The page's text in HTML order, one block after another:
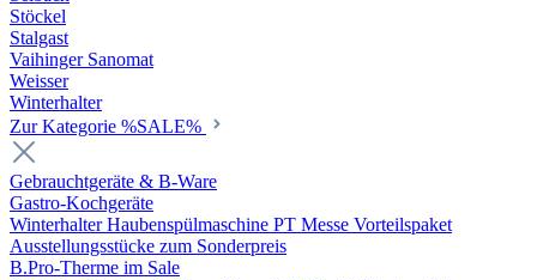
Stöckel
Stalgast
Vaihinger Sanomat
Weisser
Winterhalter
Zur Kategorie %SALE%
Gebrauchtgeräte & B-Ware
Gastro-Kochgeräte
Winterhalter Haubenspülmaschine PT Messe Vorteilspaket
Ausstellungsstücke zum Sonderpreis
B.Pro-Therme im Sale